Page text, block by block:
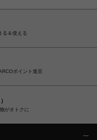
る＆使える
ポイント進呈
がオトクに